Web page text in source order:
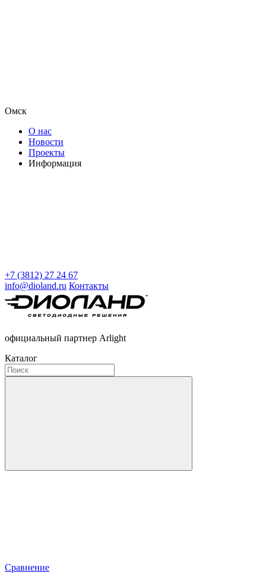
Омск
О нас
Новости
Проекты
Информация
+7 (3812) 27 24 67
info@dioland.ru Контакты
официальный партнер Arlight
Каталог
Сравнение